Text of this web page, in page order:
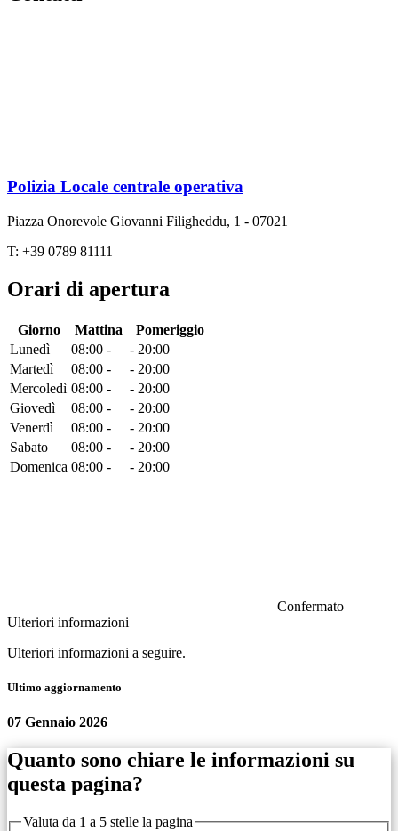
Polizia Locale centrale operativa
Piazza Onorevole Giovanni Filigheddu, 1 - 07021
T: +39 0789 81111
Orari di apertura
Giorno Mattina
Pomeriggio
Lunedì
08:00 -
- 20:00
Martedì
08:00 -
- 20:00
Mercoledì 08:00 -
- 20:00
Giovedì
08:00 -
- 20:00
Venerdì
08:00 -
- 20:00
Sabato
08:00 -
- 20:00
Domenica 08:00 - - 20:00
Confermato
Ulteriori informazioni
Ulteriori informazioni a seguire.
Ultimo aggiornamento
07 Gennaio 2026
Quanto sono chiare le informazioni su
questa pagina?
Valuta da 1 a 5 stelle la pagina